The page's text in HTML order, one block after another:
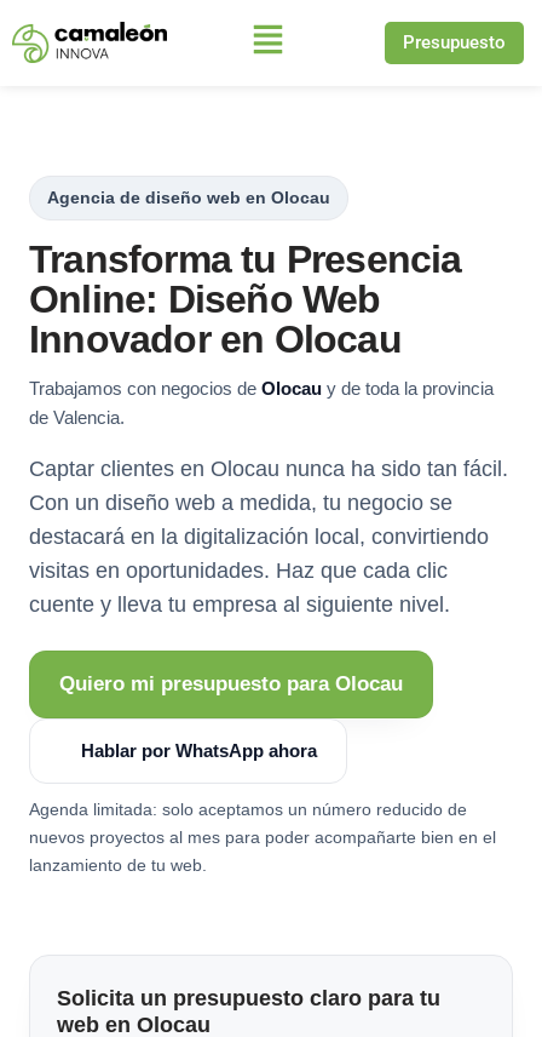
Saltar
Presupuesto
Agencia de diseño web en Olocau
Transforma tu Presencia
Online: Diseño Web
Innovador en Olocau
Trabajamos con negocios de Olocau y de toda la provincia
de Valencia.
Captar clientes en Olocau nunca ha sido tan fácil.
Con un diseño web a medida, tu negocio se
destacará en la digitalización local, convirtiendo
visitas en oportunidades. Haz que cada clic
cuente y lleva tu empresa al siguiente nivel.
Quiero mi presupuesto para Olocau
Hablar por WhatsApp ahora
Agenda limitada: solo aceptamos un número reducido de
nuevos proyectos al mes para poder acompañarte bien en el
lanzamiento de tu web.
Solicita un presupuesto claro para tu
web en Olocau